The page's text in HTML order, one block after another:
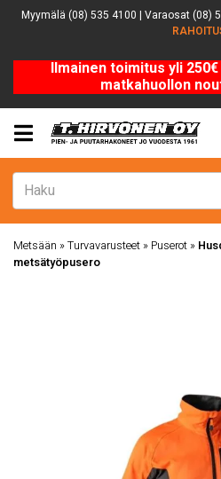
Myymälä (08) 535 4100 | Varaosat (08)
Ilmainen toimitus yli
matkahuollon
Metsään »Turvavarusteet » Puserot »
metsätyöpusero